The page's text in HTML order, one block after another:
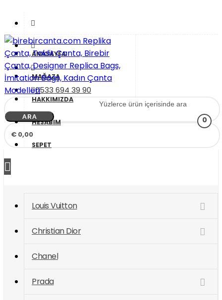
Geç
0533 694 39 90
ANASAYFA
MAĞAZA
HAKKIMIZDA
HESABIM
SEPET
birebircanta.com Replika Çanta, Taklit Çanta, Birebir
Çanta, Designer Replica Bags, İmitation Bags, Kadın
Çanta Modelleri
Replika Çanta, Birebir Çanta, Taklit Çanta, Replica Bags,
İmitation Bags
ARA
€ 0,00
0
Louis Vuitton
Christian Dior
Chanel
Prada